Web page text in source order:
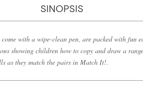
SINOPSIS
come with a wipe-clean pen, are packed with
showing children how to copy and draw a
as they match the pairs in Match It!.